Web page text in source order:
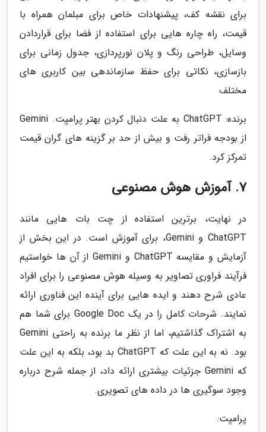
برای نقشه کف، پیشنهادات خاص برای مبلمان همراه با
قیمت، راه چاره هایی برای استفاده از فضا برای قراردادن
وسایل، طراحی رنگ و پلان نورپردازی، جدول زمانی برای
بازسازی، نکاتی برای حفظ سازماندهی بین کاربری های
مختلف
برنده: ChatGPT به علت دنبال کردن بهتر پرامپت. Gemini
از بودجه فراتر رفت و بیش از حد بر گزینه های گران قیمت
تمرکز کرد.
7. آموزش هوش مصنوعی
در نهایت، برترین استفاده از چت بات هایی مانند
ChatGPT و Gemini، برای آموزش است. در این بخش از
آزمایش و مقایسه ChatGPT و Gemini از آن ها خواستیم
فرآیند فراوری تصاویر به وسیله هوش مصنوعی را برای افراد
عادی شرح دهند و ایده هایی برای آینده این فناوری ارائه
نمایند. شرحات کامل را در یک Google Doc برای شما هم
به اشتراک گذاشتیم، اما از نظر ما برنده به راحتی Gemini
بود. نه به این علت که ChatGPT بد بود، بلکه به این علت
که Gemini جزئیات بیشتری ارائه داد، از جمله شرح درباره
وجود سوگیری ها در داده های تصویری.
پرامپت: